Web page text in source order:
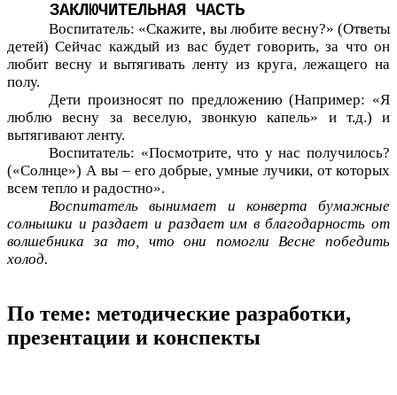
ЗАКЛЮЧИТЕЛЬНАЯ ЧАСТЬ
Воспитатель: «Скажите, вы любите весну?» (Ответы
детей) Сейчас каждый из вас будет говорить, за что он
любит весну и вытягивать ленту из круга, лежащего на
полу.
Дети произносят по предложению (Например: «Я
люблю весну за веселую, звонкую капель» и т.д.) и
вытягивают ленту.
Воспитатель: «Посмотрите, что у нас получилось?
(«Солнце») А вы – его добрые, умные лучики, от которых
всем тепло и радостно».
Воспитатель вынимает и конверта бумажные
солнышки и раздает и раздает им в благодарность от
волшебника за то, что они помогли Весне победить
холод.
По теме: методические разработки,
презентации и конспекты